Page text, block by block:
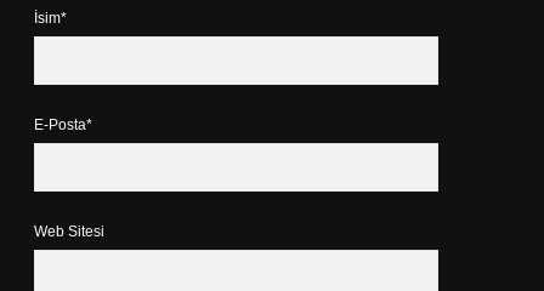
İsim*
E-Posta*
Web Sitesi